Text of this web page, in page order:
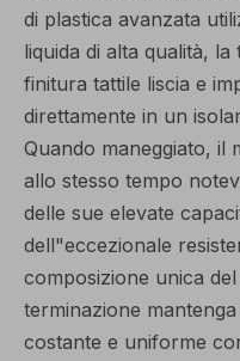
di plastica avanzata
liquida di alta qualità,
finitura tattile liscia e
direttamente in un
Quando maneggiato, il
allo stesso tempo
delle sue elevate
dell"eccezionale
composizione unica
terminazione
costante e uniforme